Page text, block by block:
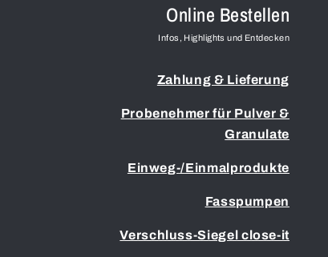
Online Bestellen
Infos, Highlights und Entdecken
Zahlung & Lieferung
Probenehmer für Pulver &
Granulate
Einweg-/Einmalprodukte
Fasspumpen
Verschluss-Siegel close-it